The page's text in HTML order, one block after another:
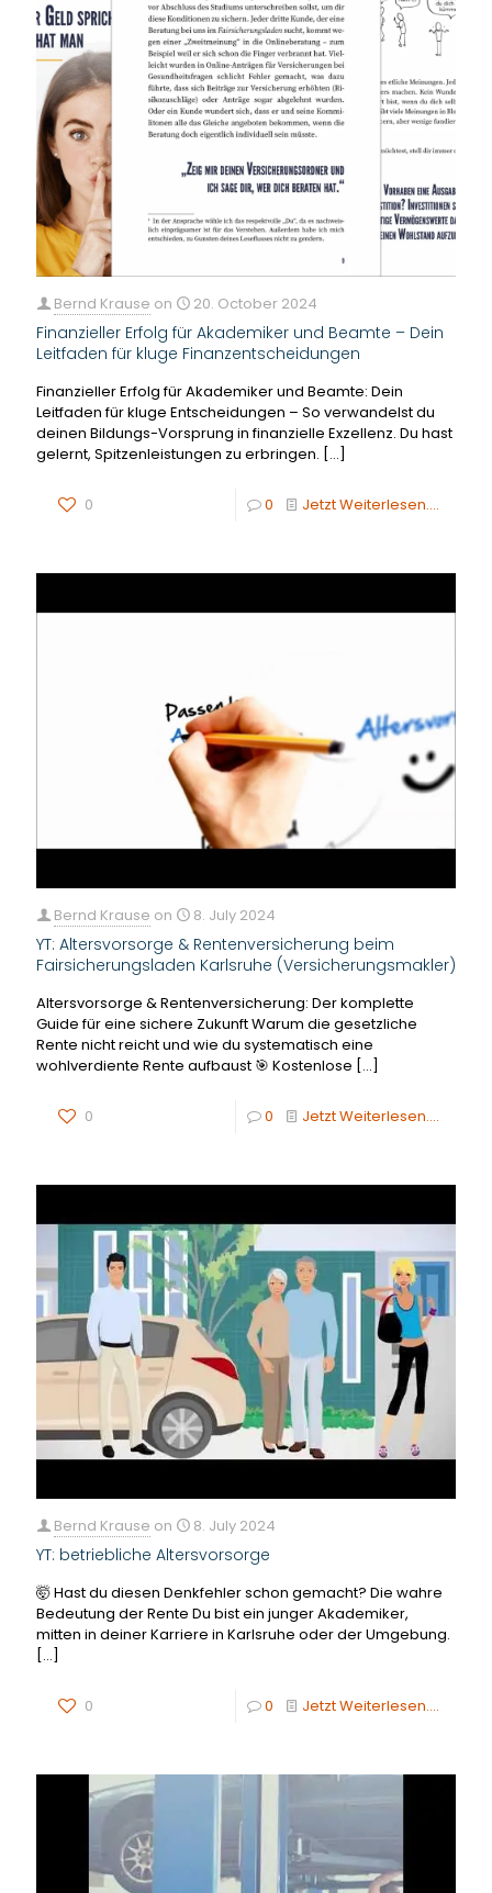
Bernd Krause on 20. October 2024
Finanzieller Erfolg für Akademiker und Beamte – Dein
Leitfaden für kluge Finanzentscheidungen
Finanzieller Erfolg für Akademiker und Beamte: Dein
Leitfaden für kluge Entscheidungen – So verwandelst du
deinen Bildungs-Vorsprung in finanzielle Exzellenz. Du hast
gelernt, Spitzenleistungen zu erbringen. […]
0 0 Jetzt Weiterlesen....
Bernd Krause on 8. July 2024
YT: Altersvorsorge & Rentenversicherung beim
Fairsicherungsladen Karlsruhe (Versicherungsmakler)
Altersvorsorge & Rentenversicherung: Der komplette
Guide für eine sichere Zukunft Warum die gesetzliche
Rente nicht reicht und wie du systematisch eine
wohlverdiente Rente aufbaust 🎯 Kostenlose […]
0 0 Jetzt Weiterlesen....
Bernd Krause on 8. July 2024
YT: betriebliche Altersvorsorge
🤯 Hast du diesen Denkfehler schon gemacht? Die wahre
Bedeutung der Rente Du bist ein junger Akademiker,
mitten in deiner Karriere in Karlsruhe oder der Umgebung.
[…]
0 0 Jetzt Weiterlesen....